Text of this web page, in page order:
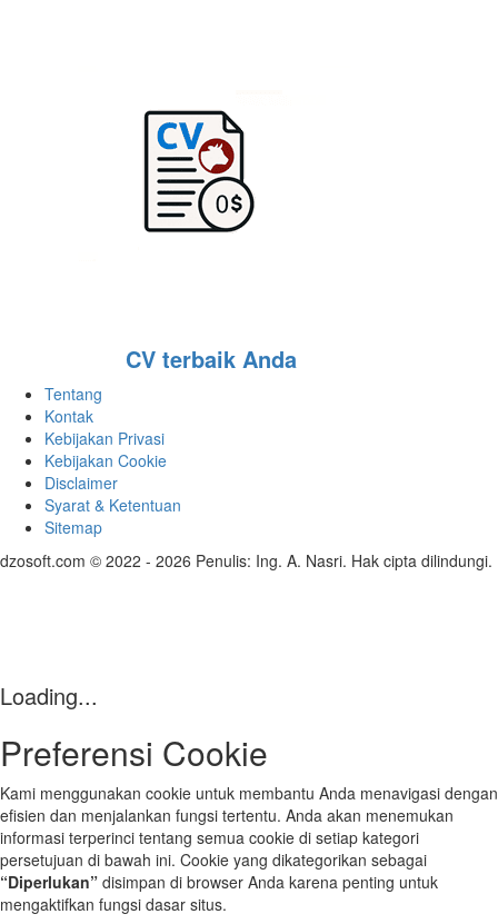
CV terbaik Anda
Tentang
Kontak
Kebijakan Privasi
Kebijakan Cookie
Disclaimer
Syarat & Ketentuan
Sitemap
dzosoft.com © 2022 - 2026 Penulis: Ing. A. Nasri. Hak cipta dilindungi.
Loading...
Preferensi Cookie
Kami menggunakan cookie untuk membantu Anda menavigasi dengan
efisien dan menjalankan fungsi tertentu. Anda akan menemukan
informasi terperinci tentang semua cookie di setiap kategori
persetujuan di bawah ini. Cookie yang dikategorikan sebagai
“Diperlukan” disimpan di browser Anda karena penting untuk
mengaktifkan fungsi dasar situs.